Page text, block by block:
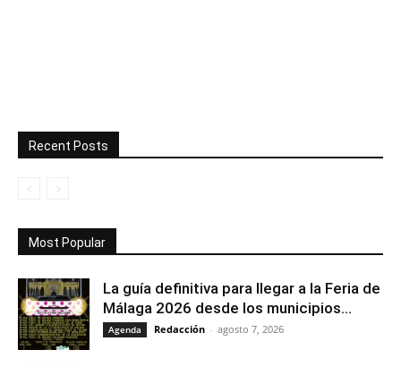
Recent Posts
Most Popular
La guía definitiva para llegar a la Feria de
Málaga 2026 desde los municipios...
Agenda Redacción - agosto 7, 2026